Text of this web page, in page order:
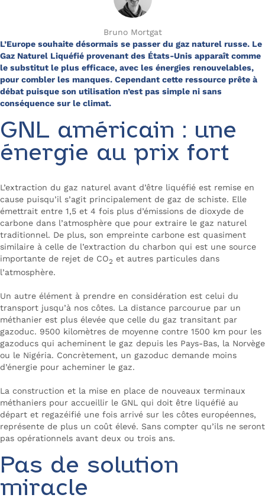
Bruno Mortgat
L’Europe souhaite désormais se passer du gaz naturel russe. Le
Gaz Naturel Liquéfié provenant des États-Unis apparaît comme
le substitut le plus efficace, avec les énergies renouvelables,
pour combler les manques. Cependant cette ressource prête à
débat puisque son utilisation n’est pas simple ni sans
conséquence sur le climat.
GNL américain : une
énergie au prix fort
L’extraction du gaz naturel avant d’être liquéfié est remise en
cause puisqu’il s’agit principalement de gaz de schiste. Elle
émettrait entre 1,5 et 4 fois plus d’émissions de dioxyde de
carbone dans l’atmosphère que pour extraire le gaz naturel
traditionnel. De plus, son empreinte carbone est quasiment
similaire à celle de l’extraction du charbon qui est une source
importante de rejet de CO2 et autres particules dans
l’atmosphère.
Un autre élément à prendre en considération est celui du
transport jusqu’à nos côtes. La distance parcourue par un
méthanier est plus élevée que celle du gaz transitant par
gazoduc. 9500 kilomètres de moyenne contre 1500 km pour les
gazoducs qui acheminent le gaz depuis les Pays-Bas, la Norvège
ou le Nigéria. Concrètement, un gazoduc demande moins
d’énergie pour acheminer le gaz.
La construction et la mise en place de nouveaux terminaux
méthaniers pour accueillir le GNL qui doit être liquéfié au
départ et regazéifié une fois arrivé sur les côtes européennes,
représente de plus un coût élevé. Sans compter qu’ils ne seront
pas opérationnels avant deux ou trois ans.
Pas de solution
miracle